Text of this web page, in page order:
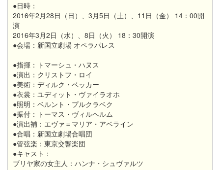
●日時：
2016年2月28日（日）、3月5日（土）、11日（金） 14：00開
演
2016年3月2日（水）、8日（火） 18：30開演
●会場：新国立劇場 オペラパレス
●指揮：トマーシュ・ハヌス
●演出：クリストフ・ロイ
●美術：ディルク・ベッカー
●衣裳：ユディット・ヴァイラオホ
●照明：ベルント・プルクラベク
●振付：トーマス・ヴィルヘルム
●演出補：エヴァ＝マリア・アベライン
●合唱：新国立劇場合唱団
●管弦楽：東京交響楽団
●キャスト：
ブリヤ家の女主人：ハンナ・シュヴァルツ